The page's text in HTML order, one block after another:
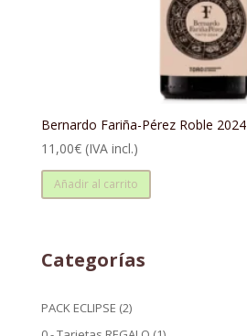
Bernardo Fariña-Pérez Roble 2024
11,00€ (IVA incl.)
Añadir al carrito
Categorías
PACK ECLIPSE 22
productos